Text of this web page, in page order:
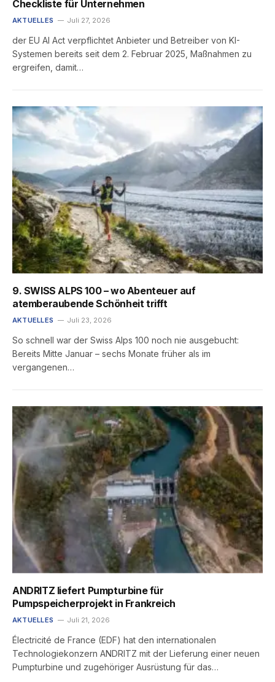
Checkliste für Unternehmen
AKTUELLES Juli 27, 2026
der EU AI Act verpflichtet Anbieter und Betreiber von KI-
Systemen bereits seit dem 2. Februar 2025, Maßnahmen zu
ergreifen, damit…
9. SWISS ALPS 100 – wo Abenteuer auf
atemberaubende Schönheit trifft
AKTUELLES Juli 23, 2026
So schnell war der Swiss Alps 100 noch nie ausgebucht:
Bereits Mitte Januar – sechs Monate früher als im
vergangenen…
ANDRITZ liefert Pumpturbine für
Pumpspeicherprojekt in Frankreich
AKTUELLES Juli 21, 2026
Électricité de France (EDF) hat den internationalen
Technologiekonzern ANDRITZ mit der Lieferung einer neuen
Pumpturbine und zugehöriger Ausrüstung für das…